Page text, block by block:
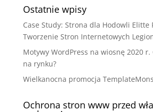
Ostatnie wpisy
Case Study: Strona dla Hodowli Elitte
Tworzenie Stron Internetowych
Motywy WordPress na wiosnę 2020 r.
na rynku?
Wielkanocna promocja
Ochrona stron www przed